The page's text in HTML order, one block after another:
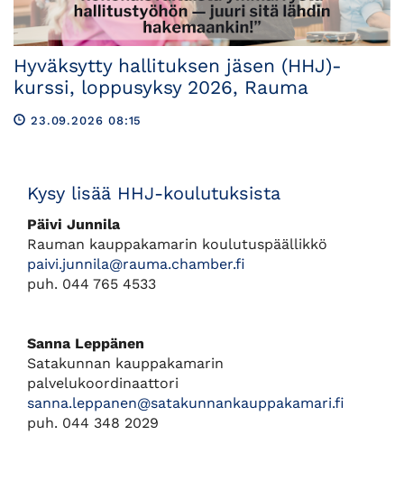
Hyväksytty hallituksen jäsen (HHJ)-
kurssi, loppusyksy 2026, Rauma
23.09.2026 08:15
Kysy lisää HHJ-koulutuksista
Päivi Junnila
Rauman kauppakamarin koulutuspäällikkö
paivi.junnila@rauma.chamber.fi
puh. 044 765 4533
Sanna Leppänen
Satakunnan kauppakamarin
palvelukoordinaattori
sanna.leppanen@satakunnankauppakamari.fi
puh. 044 348 2029